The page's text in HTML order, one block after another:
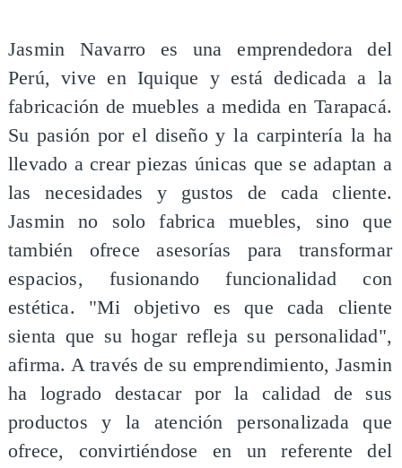
​Jasmin Navarro es una emprendedora del
Perú, vive en Iquique y está dedicada a la
fabricación de muebles a medida en Tarapacá.
Su pasión por el diseño y la carpintería la ha
llevado a crear piezas únicas que se adaptan a
las necesidades y gustos de cada cliente.
Jasmin no solo fabrica muebles, sino que
también ofrece asesorías para transformar
espacios, fusionando funcionalidad con
estética. "Mi objetivo es que cada cliente
sienta que su hogar refleja su personalidad",
afirma. A través de su emprendimiento, Jasmin
ha logrado destacar por la calidad de sus
productos y la atención personalizada que
ofrece, convirtiéndose en un referente del